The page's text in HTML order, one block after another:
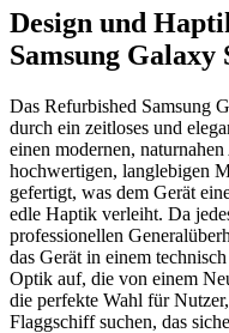
Design und
Samsung Galaxy
Das Refurbished Samsung
durch ein zeitloses und
einen modernen,
hochwertigen, langlebigen
gefertigt, was dem Gerät
edle Haptik verleiht. Da
professionellen
das Gerät in einem
Optik auf, die von einem
die perfekte Wahl für
Flaggschiff suchen, das